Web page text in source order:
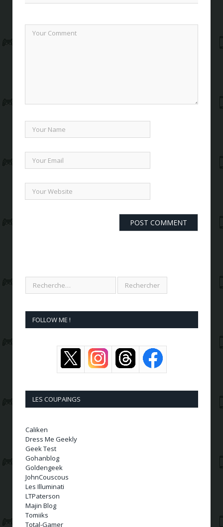
FOLLOW ME !
LES COUPAINGS
Caliken
Dress Me Geekly
Geek Test
Gohanblog
Goldengeek
JohnCouscous
Les Illuminati
LTPaterson
Majin Blog
Tomiiks
Total-Gamer